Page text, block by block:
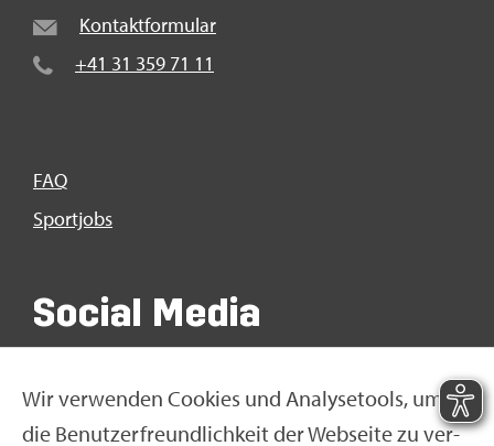
Wir ver­wen­den Coo­kies und Ana­ly­se­tools, um
die Be­nut­zer­freund­lich­keit der Web­sei­te zu ver­
Kon­takt­for­mu­lar
+41 31 359 71 11
FAQ
Sport­jobs
So­ci­al Media